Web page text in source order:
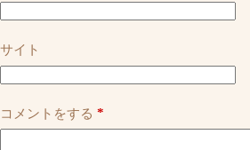
サイト
コメントをする *